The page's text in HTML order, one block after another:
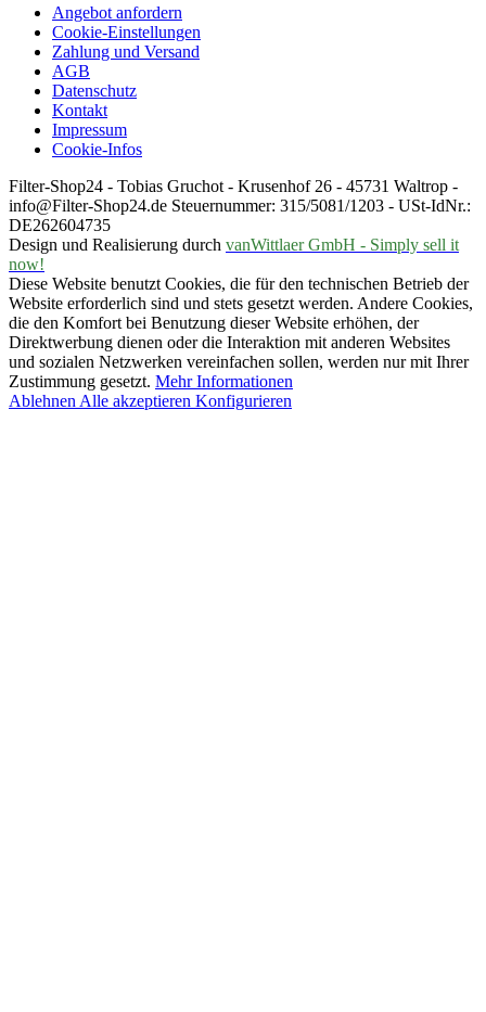
Angebot anfordern
Cookie-Einstellungen
Zahlung und Versand
AGB
Datenschutz
Kontakt
Impressum
Cookie-Infos
Filter-Shop24 - Tobias Gruchot - Krusenhof 26 - 45731 Waltrop -
info@Filter-Shop24.de Steuernummer: 315/5081/1203 - USt-IdNr.:
DE262604735
Design und Realisierung durch vanWittlaer GmbH - Simply sell it
now!
Diese Website benutzt Cookies, die für den technischen Betrieb der
Website erforderlich sind und stets gesetzt werden. Andere Cookies,
die den Komfort bei Benutzung dieser Website erhöhen, der
Direktwerbung dienen oder die Interaktion mit anderen Websites
und sozialen Netzwerken vereinfachen sollen, werden nur mit Ihrer
Zustimmung gesetzt. Mehr Informationen
Ablehnen Alle akzeptieren Konfigurieren